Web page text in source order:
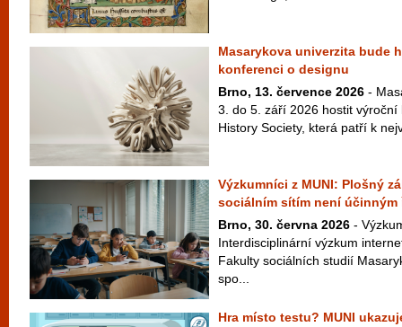
Masarykova univerzita bude
konferenci o designu
Brno, 13. července 2026 -
3. do 5. září 2026 hostit
History Society, která patří k
Výzkumníci z MUNI: Plošný
sociálním sítím není účinným
Brno, 30. června 2026 -
Interdisciplinární výzkum
Fakulty sociálních studií
spo...
Hra místo testu? MUNI